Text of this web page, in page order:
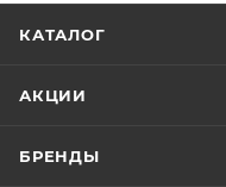
КАТАЛОГ
АКЦИИ
БРЕНДЫ